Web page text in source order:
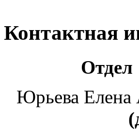
Контактная
Юрьева Елена